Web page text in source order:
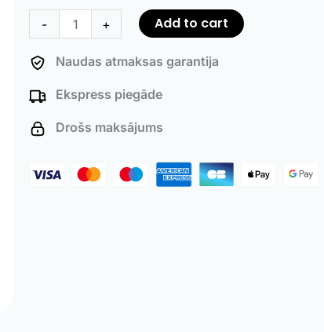
-
Cleaner
quantity
+ Add to cart
Naudas atmaksas garantija
Ekspress piegāde
Drošs maksājums